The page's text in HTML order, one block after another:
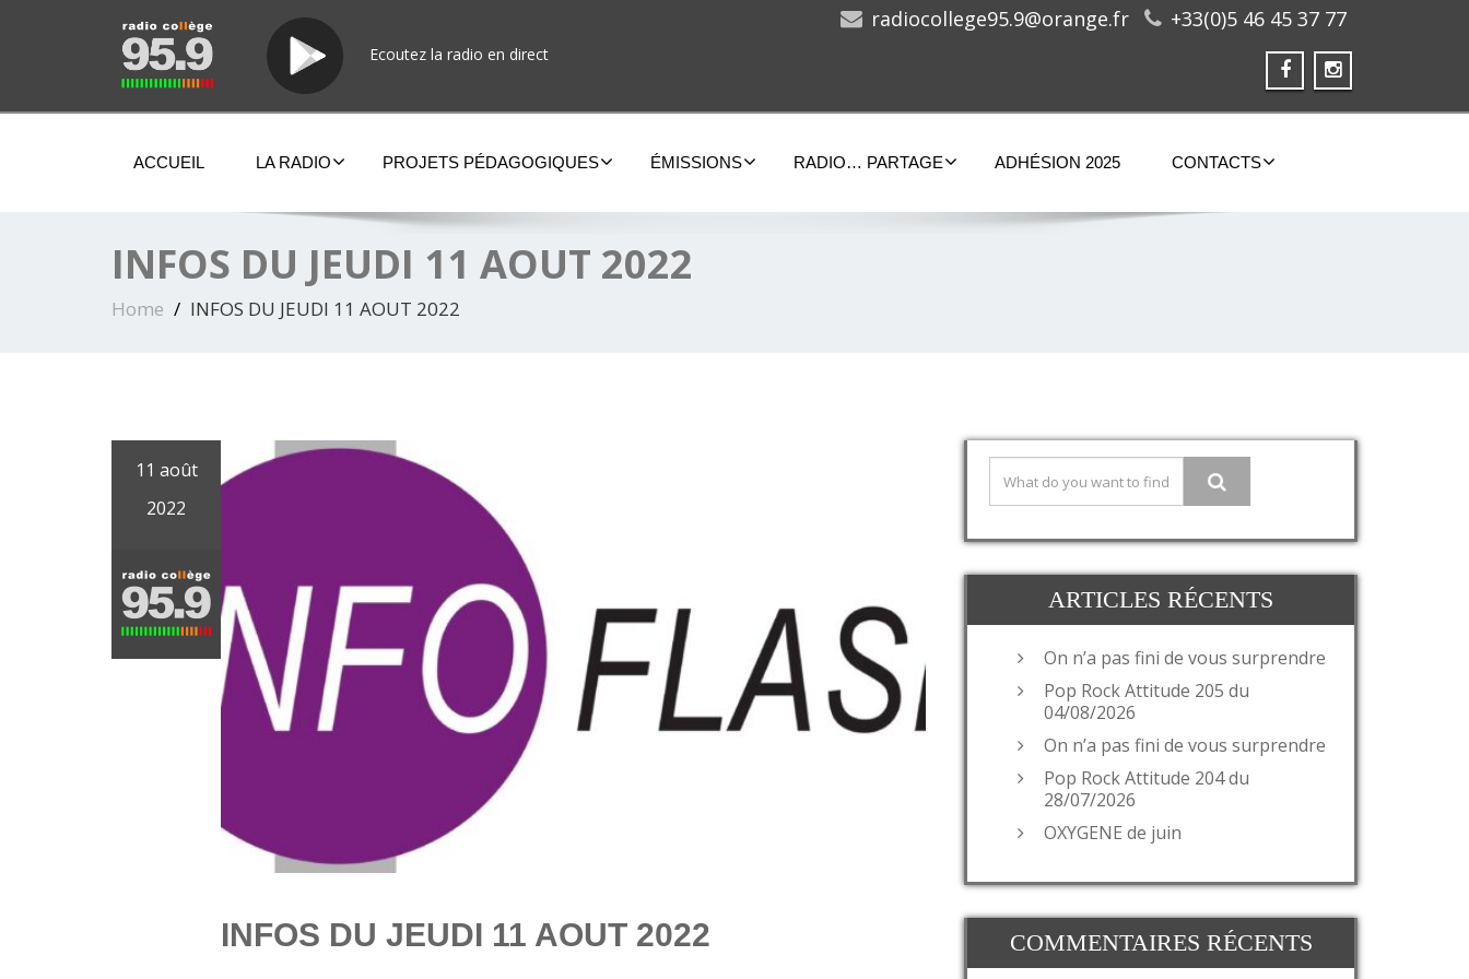
Ecoutez la radio en direct
radiocollege95.9@orange.fr +33(0)5 46 45 37 77
ACCUEIL LA RADIO PROJETS PÉDAGOGIQUES ÉMISSIONS RADIO… PARTAGE ADHÉSION 2025 CONTACTS
INFOS DU JEUDI 11 AOUT 2022
Home INFOS DU JEUDI 11 AOUT 2022
11 août
2022
INFOS DU JEUDI 11 AOUT 2022
ARTICLES RÉCENTS
On n’a pas fini de vous surprendre
Pop Rock Attitude 205 du
04/08/2026
On n’a pas fini de vous surprendre
Pop Rock Attitude 204 du
28/07/2026
OXYGENE de juin
COMMENTAIRES RÉCENTS